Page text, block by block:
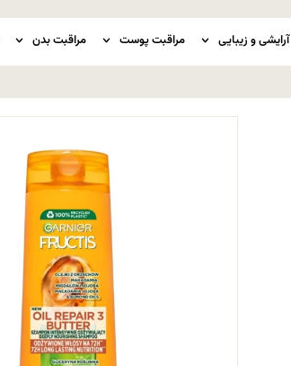
آرایشی و زیبایی مراقبت پوست مراقبت بدن